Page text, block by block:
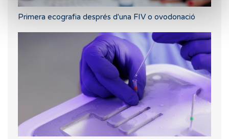
Primera ecografia després d'una FIV o ovodonació